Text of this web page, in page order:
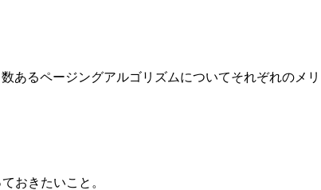
あるページングアルゴリズムについてそれぞれのメリ
おきたいこと。